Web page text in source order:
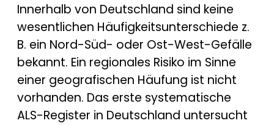
Innerhalb von Deutschland sind keine
wesentlichen Häufigkeitsunterschiede z.
B. ein Nord-Süd- oder Ost-West-Gefälle
bekannt. Ein regionales Risiko im Sinne
einer geografischen Häufung ist nicht
vorhanden. Das erste systematische
ALS-Register in Deutschland untersucht